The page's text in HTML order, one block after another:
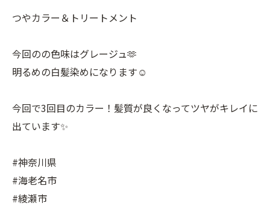
つやカラー＆トリートメント
今回のの色味はグレージュ🫶
明るめの白髪染めになります☺️
今回で3回目のカラー！髪質が良くなってツヤがキレイに
出ています✨
#神奈川県
#海老名市
#綾瀬市